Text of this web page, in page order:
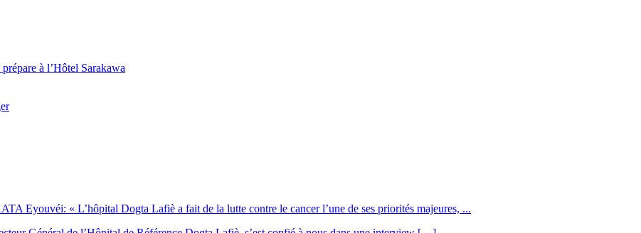
à l’Hôtel Sarakawa
Eyouvéi: « L’hôpital Dogta Lafiè a fait de la lutte contre le cancer l’une de ses priorités majeures, ...